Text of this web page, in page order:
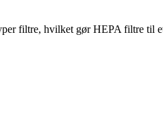
filtre, hvilket gør HEPA filtre til